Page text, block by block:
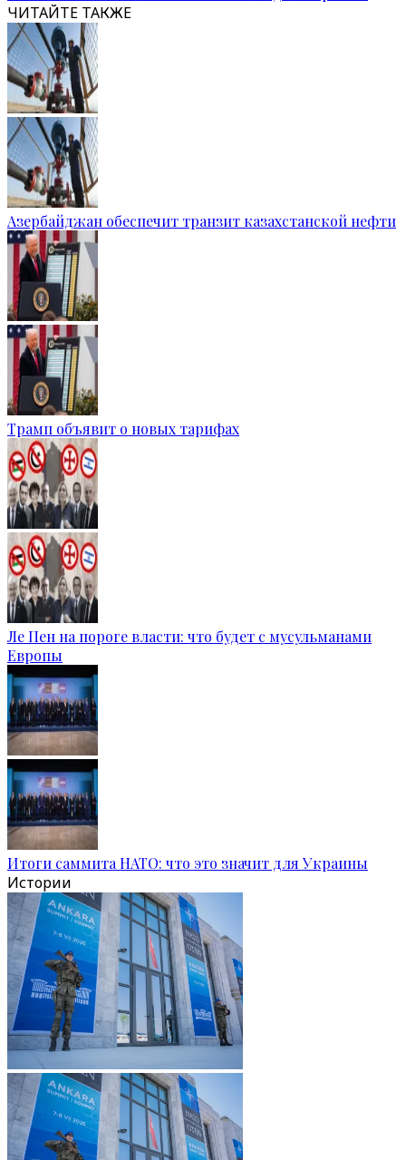
ЧИТАЙТЕ ТАКЖЕ
Азербайджан обеспечит транзит казахстанской нефти
Трамп объявит о новых тарифах
Ле Пен на пороге власти: что будет с мусульманами
Европы
Итоги саммита НАТО: что это значит для Украины
Истории